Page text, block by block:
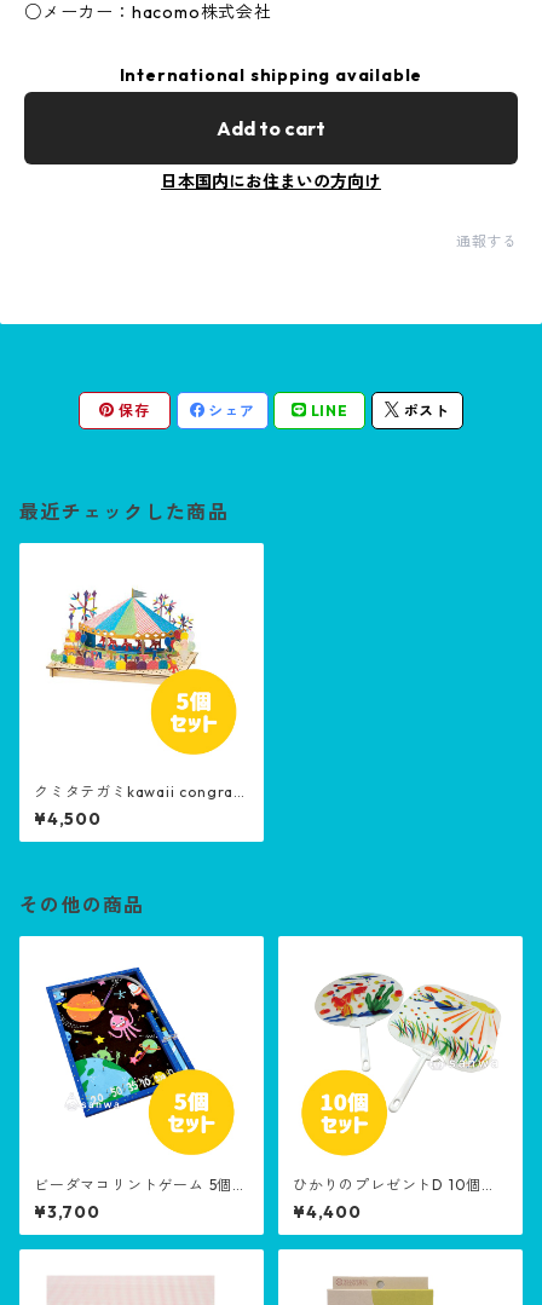
○メーカー：hacomo株式会社
International shipping available
Add to cart
日本国内にお住まいの方向け
通報する
保存 シェア LINE ポスト
最近チェックした商品
クミタテガミkawaii congrat
ulation 5個セット［生産終了
品］
¥4,500
その他の商品
ビーダマコリントゲーム 5個セ
ット［生産終了品］
¥3,700
ひかりのプレゼントD 10個セ
ット
¥4,400